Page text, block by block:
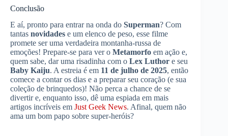
Conclusão
E aí, pronto para entrar na onda do Superman? Com
tantas novidades e um elenco de peso, esse filme
promete ser uma verdadeira montanha-russa de
emoções! Prepare-se para ver o Metamorfo em ação e,
quem sabe, dar uma risadinha com o Lex Luthor e seu
Baby Kaiju. A estreia é em 11 de julho de 2025, então
comece a contar os dias e a preparar seu coração (e sua
coleção de brinquedos)! Não perca a chance de se
divertir e, enquanto isso, dê uma espiada em mais
artigos incríveis em Just Geek News. Afinal, quem não
ama um bom papo sobre super-heróis?